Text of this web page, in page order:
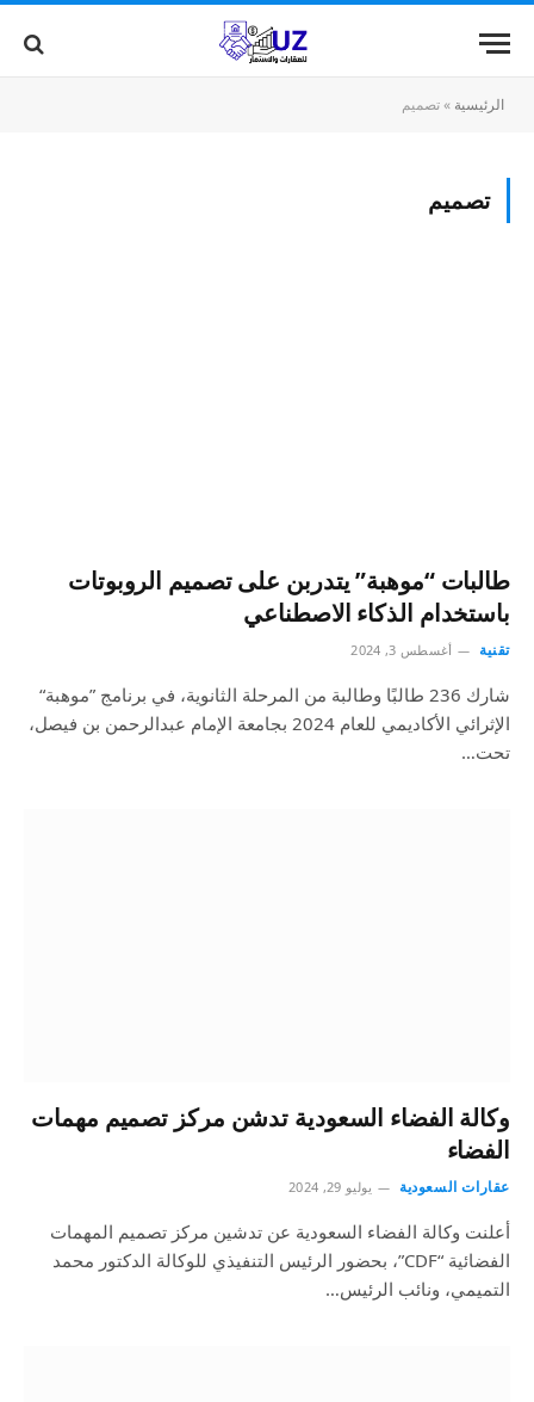
الرئيسية »تصميم
تصميم
طالبات “موهبة” يتدربن على تصميم الروبوتات
باستخدام الذكاء الاصطناعي
تقنية أغسطس 3, 2024
شارك 236 طالبًا وطالبة من المرحلة الثانوية، في برنامج ”موهبة“
الإثرائي الأكاديمي للعام 2024 بجامعة الإمام عبدالرحمن بن فيصل،
تحت…
وكالة الفضاء السعودية تدشن مركز تصميم مهمات
الفضاء
عقارات السعودية يوليو 29, 2024
أعلنت وكالة الفضاء السعودية عن تدشين مركز تصميم المهمات
الفضائية “CDF”، بحضور الرئيس التنفيذي للوكالة الدكتور محمد
التميمي، ونائب الرئيس…